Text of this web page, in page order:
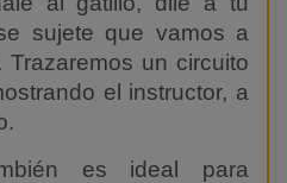
sujete que vamos a
un circuito
el instructor, a
es ideal para